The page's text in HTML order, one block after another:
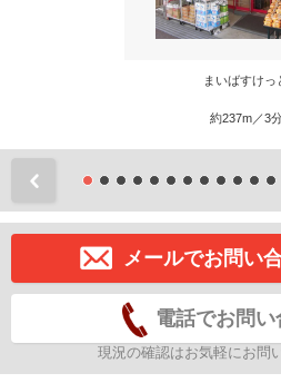
まいばすけっ
約237m／3
メールでお問い
電話でお問
現況の確認はお気軽にお問